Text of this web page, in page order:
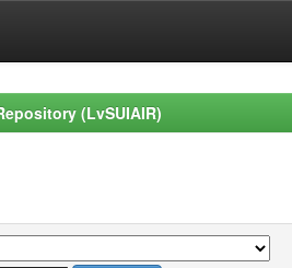
(LvSUIAIR)